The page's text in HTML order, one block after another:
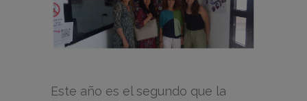
Este año es el segundo que la